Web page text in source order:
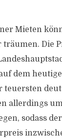
Mieten
Die
dem
teuersten
allerdings
sodass